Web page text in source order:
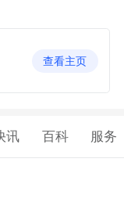
查看主页
讯 百科 服务